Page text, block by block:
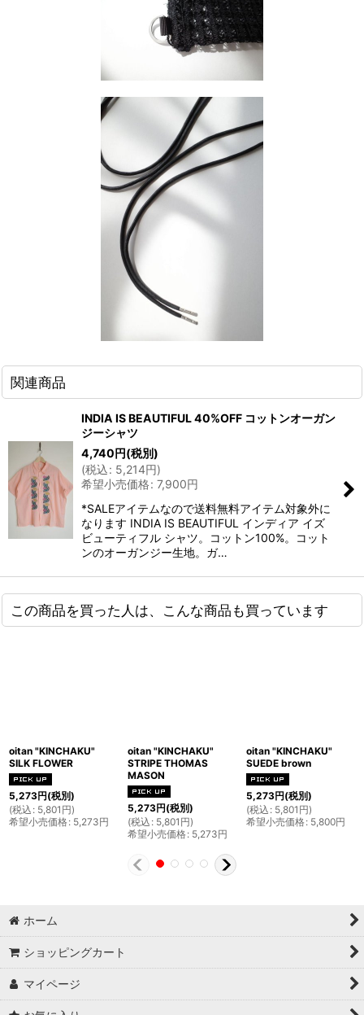
関連商品
INDIA IS BEAUTIFUL 40%OFF コットンオーガン
ジーシャツ
4,740円(税別)
(税込: 5,214円)
希望小売価格: 7,900円
*SALEアイテムなので送料無料アイテム対象外に
なります INDIA IS BEAUTIFUL インディア イズ
ビューティフル シャツ。コットン100%。コット
ンのオーガンジー生地。ガ…
この商品を買った人は、こんな商品も買っています
oitan "KINCHAKU"
SILK FLOWER
5,273円(税別)
(税込 : 5,801 円)
希望小売価格: 5,273円
oitan "KINCHAKU"
STRIPE THOMAS
MASON
5,273円(税別)
(税込 : 5,801 円)
希望小売価格: 5,273円
oitan "KINCHAKU"
SUEDE brown
5,273円(税別)
(税込 : 5,801 円)
希望小売価格: 5,800円
ホーム
ショッピングカート
マイページ